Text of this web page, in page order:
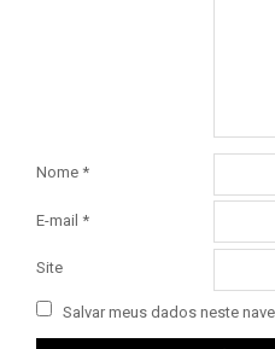
Nome *
E-mail *
Site
Salvar meus dados neste